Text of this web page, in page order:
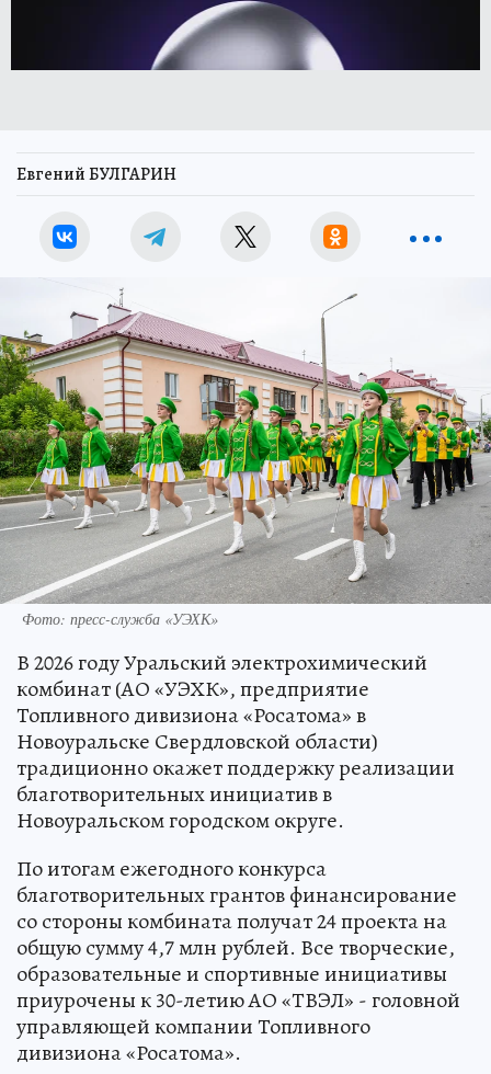
Евгений БУЛГАРИН
Фото: пресс-служба «УЭХК»
В 2026 году Уральский электрохимический
комбинат (АО «УЭХК», предприятие
Топливного дивизиона «Росатома» в
Новоуральске Свердловской области)
традиционно окажет поддержку реализации
благотворительных инициатив в
Новоуральском городском округе.
По итогам ежегодного конкурса
благотворительных грантов финансирование
со стороны комбината получат 24 проекта на
общую сумму 4,7 млн рублей. Все творческие,
образовательные и спортивные инициативы
приурочены к 30-летию АО «ТВЭЛ» - головной
управляющей компании Топливного
дивизиона «Росатома».